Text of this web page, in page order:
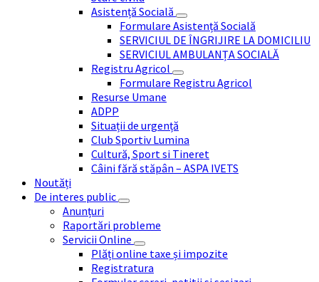
Asistență Socială
Formulare Asistență Socială
SERVICIUL DE ÎNGRIJIRE LA DOMICILIU
SERVICIUL AMBULANȚA SOCIALĂ
Registru Agricol
Formulare Registru Agricol
Resurse Umane
ADPP
Situații de urgență
Club Sportiv Lumina
Cultură, Sport si Tineret
Câini fără stăpân – ASPA IVETS
Noutăți
De interes public
Anunțuri
Raportări probleme
Servicii Online
Plăți online taxe și impozite
Registratura